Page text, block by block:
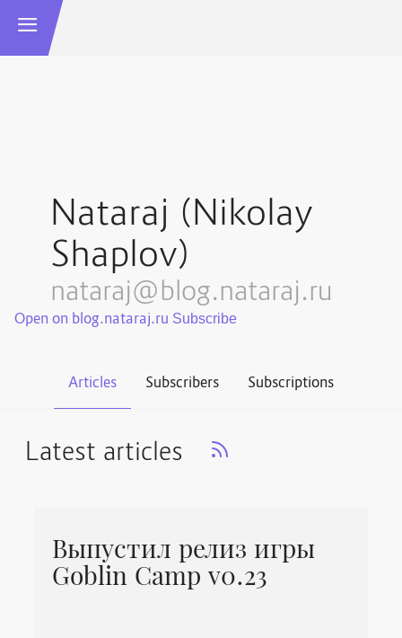
Nataraj (Nikolay
Shaplov)
nataraj@blog.nataraj.ru
Open on blog.nataraj.ru
Articles Subscribers Subscriptions
Latest articles
Выпустил релиз игры
Goblin Camp v0.23